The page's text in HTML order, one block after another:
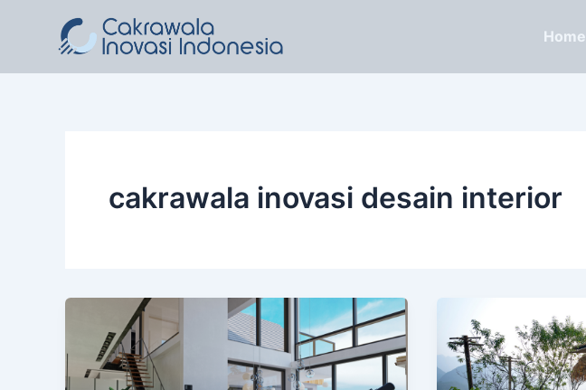
Home
cakrawala inovasi desain interior